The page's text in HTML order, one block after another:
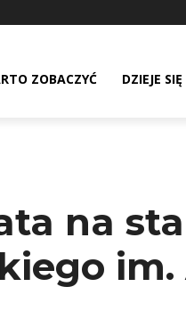
ZOBACZYĆ DZIEJE SIĘ
na